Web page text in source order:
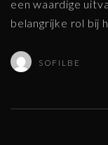
een waardige
belangrijke rol bij
SOFILBE